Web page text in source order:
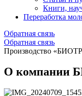
Книги,
Переработка
Обратная связь
Обратная связь
Производство
О компании